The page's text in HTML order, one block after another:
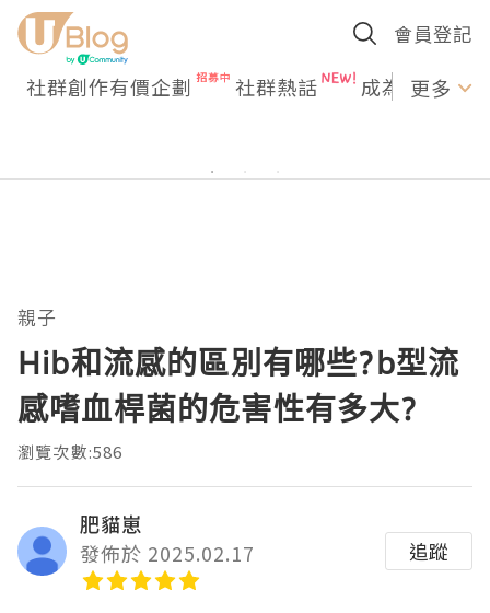
會員登記
社群創作有價企劃 社群熱話 成為U更多
親子
Hib和流感的區別有哪些?b型流
感嗜血桿菌的危害性有多大?
瀏覽次數:586
肥貓崽
發佈於 2025.02.17
追蹤